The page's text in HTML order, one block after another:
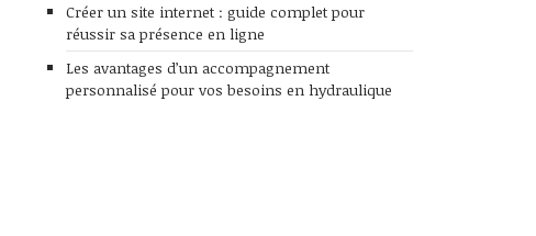
Créer un site internet : guide complet pour
réussir sa présence en ligne
Les avantages d’un accompagnement
personnalisé pour vos besoins en hydraulique